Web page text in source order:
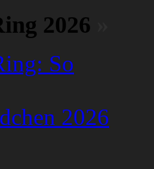
2026